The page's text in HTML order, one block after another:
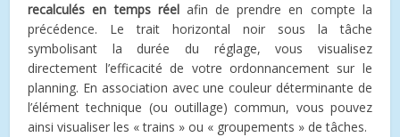
recalculés en temps réelafin de prendre en compte la
précédence. Le trait horizontal noir sous la tâche
symbolisant la durée du réglage, vous visualisez
directement l’efficacité de votre ordonnancement sur le
planning. En association avec une couleur déterminante de
l’élément technique (ou outillage) commun, vous pouvez
ainsi visualiser les « trains » ou « groupements » de tâches.